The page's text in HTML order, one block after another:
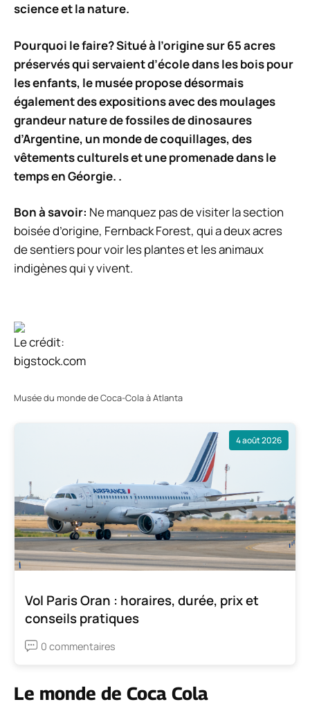
science et la nature.
Pourquoi le faire? Situé à l’origine sur 65 acres
préservés qui servaient d’école dans les bois pour
les enfants, le musée propose désormais
également des expositions avec des moulages
grandeur nature de fossiles de dinosaures
d’Argentine, un monde de coquillages, des
vêtements culturels et une promenade dans le
temps en Géorgie. .
Bon à savoir: Ne manquez pas de visiter la section
boisée d’origine, Fernback Forest, qui a deux acres
de sentiers pour voir les plantes et les animaux
indigènes qui y vivent.
Le crédit:
bigstock.com
Musée du monde de Coca-Cola à Atlanta
4 août 2026
Vol Paris Oran : horaires, durée, prix et
conseils pratiques
0 commentaires
Le monde de Coca Cola